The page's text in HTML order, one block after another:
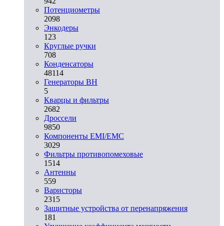
Потенциометры
2098
Энкодеры
123
Круглые ручки
708
Конденсаторы
48114
Генераторы ВН
5
Кварцы и фильтры
2682
Дроссели
9850
Компоненты EMI/EMC
3029
Фильтры противопомеховые
1514
Антенны
559
Варисторы
2315
Защитные устройства от перенапряжения
181